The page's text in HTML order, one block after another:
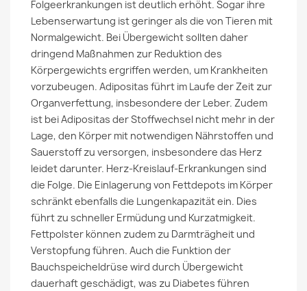
Folgeerkrankungen ist deutlich erhöht. Sogar ihre
Lebenserwartung ist geringer als die von Tieren mit
Normalgewicht. Bei Übergewicht sollten daher
dringend Maßnahmen zur Reduktion des
Körpergewichts ergriffen werden, um Krankheiten
vorzubeugen. Adipositas führt im Laufe der Zeit zur
Organverfettung, insbesondere der Leber. Zudem
ist bei Adipositas der Stoffwechsel nicht mehr in der
Lage, den Körper mit notwendigen Nährstoffen und
Sauerstoff zu versorgen, insbesondere das Herz
leidet darunter. Herz-Kreislauf-Erkrankungen sind
die Folge. Die Einlagerung von Fettdepots im Körper
schränkt ebenfalls die Lungenkapazität ein. Dies
führt zu schneller Ermüdung und Kurzatmigkeit.
Fettpolster können zudem zu Darmträgheit und
Verstopfung führen. Auch die Funktion der
Bauchspeicheldrüse wird durch Übergewicht
dauerhaft geschädigt, was zu Diabetes führen